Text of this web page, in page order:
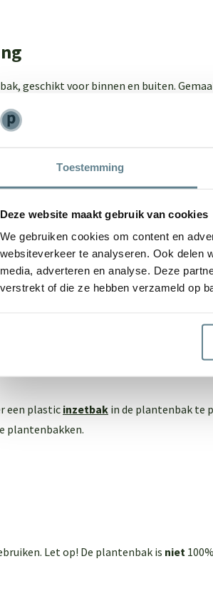
Toestemming
Deze website maakt gebruik van cookies
We gebruiken cookies om content en
websiteverkeer te analyseren. Ook delen
media, adverteren en analyse. Deze
verstrekt of die ze hebben verzameld op
geschikt voor binnen en buiten.
uitstraling. Perfect voor elke
combineert tijdloos design met
buiten, gemaakt van duurzaam
presenteren van planten in huis, tuin of
en zeer eenvoudig te onderhouden.
en maten
gaten in de bodem. Voor
u de plantenbak 1-2 cm van de grond te
een plastic inzetbak in de plantenbak te
plantenbakken.
Let op! De plantenbak is niet